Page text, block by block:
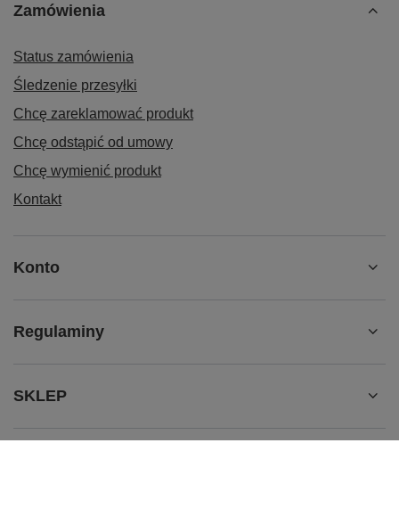
Zamówienia
Status zamówienia
Śledzenie przesyłki
Chcę zareklamować produkt
Chcę odstąpić od umowy
Chcę wymienić produkt
Kontakt
Konto
Regulaminy
SKLEP